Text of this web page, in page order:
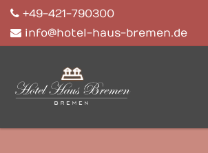
+49-421-790300
info@hotel-haus-bremen.de